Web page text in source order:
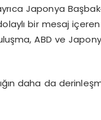
Japonya
bir mesaj
ABD ve
daha da